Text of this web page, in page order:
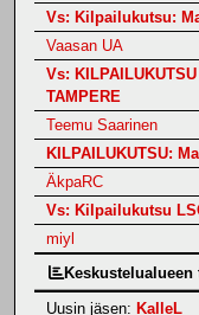
Vs: Kilpailukutsu:
Vaasan UA
Vs:
TAMPERE
Teemu Saarinen
KILPAILUKUTSU:
ÄkpaRC
Vs: Kilpailukutsu
miyl
Uusin jäsen: KalleL